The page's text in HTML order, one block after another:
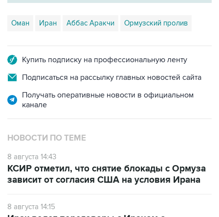
Оман Иран Аббас Аракчи Ормузский пролив
Купить подписку на профессиональную ленту
Подписаться на рассылку главных новостей сайта
Получать оперативные новости в официальном
канале
НОВОСТИ ПО ТЕМЕ
8 августа 14:43
КСИР отметил, что снятие блокады с Ормуза
зависит от согласия США на условия Ирана
8 августа 14:15